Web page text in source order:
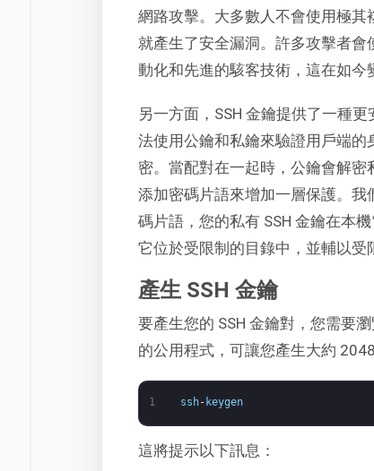
網路攻擊。大多數人不會使用極
就產生了安全漏洞。許多攻擊者
動化和先進的駭客技術，這在如今
另一方面，SSH 金鑰提供了一種
法使用公鑰和私鑰來驗證用戶端
密。當配對在一起時，公鑰會解
添加密碼片語來增加一層保護。
碼片語，您的私有 SSH 金鑰在本
它位於受限制的目錄中，並輔以受
產生 SSH 金鑰
要產生您的 SSH 金鑰對，您需要
的公用程式，可讓您產生大約
1 ssh- keygen
這將提示以下訊息：